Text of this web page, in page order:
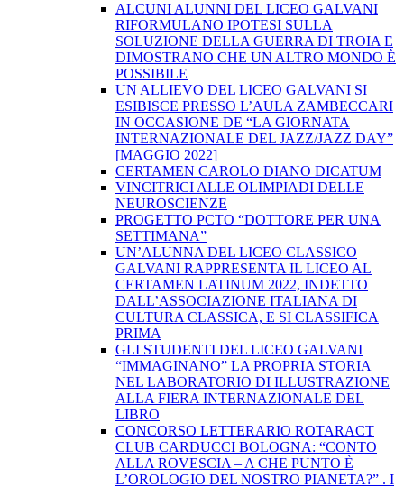
ALCUNI ALUNNI DEL LICEO GALVANI
RIFORMULANO IPOTESI SULLA
SOLUZIONE DELLA GUERRA DI TROIA E
DIMOSTRANO CHE UN ALTRO MONDO È
POSSIBILE
UN ALLIEVO DEL LICEO GALVANI SI
ESIBISCE PRESSO L’AULA ZAMBECCARI
IN OCCASIONE DE “LA GIORNATA
INTERNAZIONALE DEL JAZZ/JAZZ DAY”
[MAGGIO 2022]
CERTAMEN CAROLO DIANO DICATUM
VINCITRICI ALLE OLIMPIADI DELLE
NEUROSCIENZE
PROGETTO PCTO “DOTTORE PER UNA
SETTIMANA”
UN’ALUNNA DEL LICEO CLASSICO
GALVANI RAPPRESENTA IL LICEO AL
CERTAMEN LATINUM 2022, INDETTO
DALL’ASSOCIAZIONE ITALIANA DI
CULTURA CLASSICA, E SI CLASSIFICA
PRIMA
GLI STUDENTI DEL LICEO GALVANI
“IMMAGINANO” LA PROPRIA STORIA
NEL LABORATORIO DI ILLUSTRAZIONE
ALLA FIERA INTERNAZIONALE DEL
LIBRO
CONCORSO LETTERARIO ROTARACT
CLUB CARDUCCI BOLOGNA: “CONTO
ALLA ROVESCIA – A CHE PUNTO È
L’OROLOGIO DEL NOSTRO PIANETA?” . I